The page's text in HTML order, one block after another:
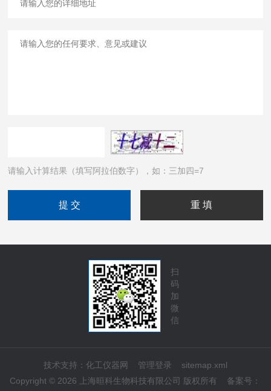
请输入计算结果（填写阿拉伯数字），如：三加四=7
扫
码
加
微
信
技术支持： 化工仪器网 管理登录
sitemap.xml
Copyright © 2026 上海晅科生物科技有限公司 版权所有 备案号：